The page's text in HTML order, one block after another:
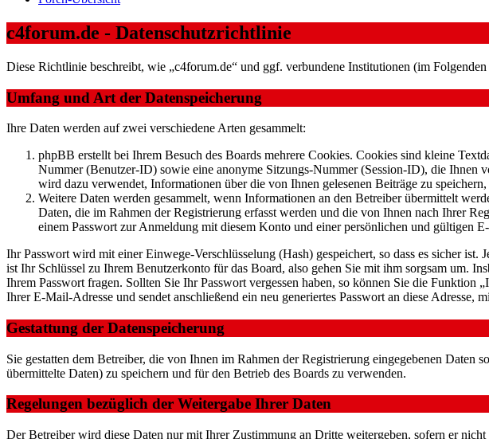
c4forum.de - Datenschutzrichtlinie
Diese Richtlinie beschreibt, wie „c4forum.de“ und ggf. verbundene Institutionen (im
Umfang und Art der Datenspeicherung
Ihre Daten werden auf zwei verschiedene Arten gesammelt:
phpBB erstellt bei Ihrem Besuch des Boards mehrere Cookies. Cookies sind kleine
Nummer (Benutzer-ID) sowie eine anonyme Sitzungs-Nummer (Session-ID), die Ihnen
wird dazu verwendet, Informationen über die von Ihnen gelesenen Beiträge zu
Weitere Daten werden gesammelt, wenn Informationen an den Betreiber übermittelt
Daten, die im Rahmen der Registrierung erfasst werden und die von Ihnen nach Ihrer
einem Passwort zur Anmeldung mit diesem Konto und einer persönlichen und gültigen
Ihr Passwort wird mit einer Einwege-Verschlüsselung (Hash) gespeichert, so dass es sicher
ist Ihr Schlüssel zu Ihrem Benutzerkonto für das Board, also gehen Sie mit ihm sorgsam um.
Ihrem Passwort fragen. Sollten Sie Ihr Passwort vergessen haben, so können Sie die
Ihrer E-Mail-Adresse und sendet anschließend ein neu generiertes Passwort an diese Adresse,
Gestattung der Datenspeicherung
Sie gestatten dem Betreiber, die von Ihnen im Rahmen der Registrierung eingegebenen
übermittelte Daten) zu speichern und für den Betrieb des Boards zu verwenden.
Regelungen bezüglich der Weitergabe Ihrer Daten
Der Betreiber wird diese Daten nur mit Ihrer Zustimmung an Dritte weitergeben, sofern er